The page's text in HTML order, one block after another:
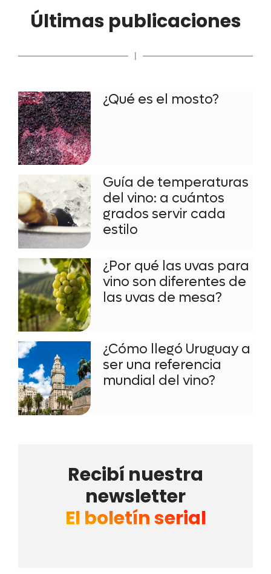
Últimas publicaciones
|
¿Qué es el mosto?
Guía de temperaturas
del vino: a cuántos
grados servir cada
estilo
¿Por qué las uvas para
vino son diferentes de
las uvas de mesa?
¿Cómo llegó Uruguay a
ser una referencia
mundial del vino?
Recibí nuestra
newsletter
El boletín serial